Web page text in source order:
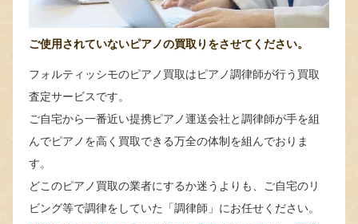
ご使用されていないピアノの買取りをさせてください。
フォルティッシモのピアノ買取はピアノ調律師が行う買取
査定サービスです。
ご自宅から一番近い提携ピアノ運送会社と調律師が手を組
んでピアノを高く買取できる万全の体制を組んでおりま
す。
どこのピアノ買取の業者にするか迷うよりも、ご自宅のリ
ビング等で調律をしていた「調律師」にお任せください。